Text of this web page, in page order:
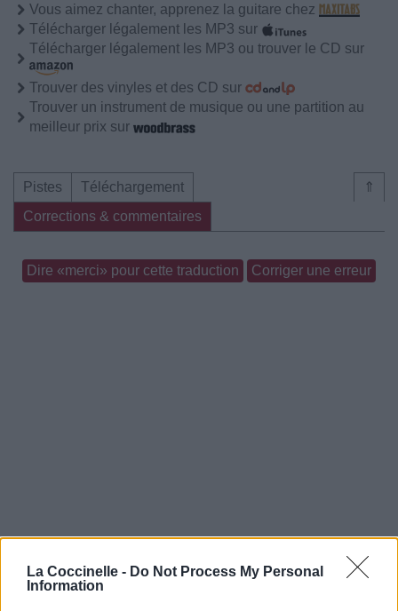
La Coccinelle - Do Not Process My Personal
Information
Vous aimez chanter, apprenez la guitare chez
Télécharger légalement les MP3 sur
Télécharger légalement les MP3 ou trouver le CD sur
Trouver des vinyles et des CD sur
Trouver un instrument de musique ou une partition au
meilleur prix sur
⇑
Pistes
Téléchargement
Corrections & commentaires
Dire «merci» pour cette traduction Corriger une erreur